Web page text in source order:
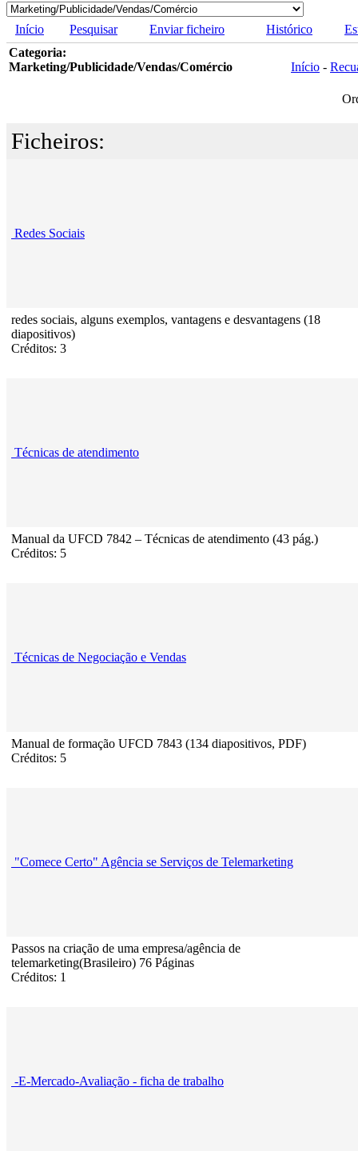
Início Pesquisar Enviar ficheiro Histórico
Categoria:
Marketing/Publicidade/Vendas/Comércio
Início -
Ficheiros:
Redes Sociais
redes sociais, alguns exemplos, vantagens e desvantagens (18
diapositivos)
Créditos: 3
Técnicas de atendimento
Manual da UFCD 7842 – Técnicas de atendimento (43 pág.)
Créditos: 5
Técnicas de Negociação e Vendas
Manual de formação UFCD 7843 (134 diapositivos, PDF)
Créditos: 5
"Comece Certo" Agência se Serviços de Telemarketing
Passos na criação de uma empresa/agência de
telemarketing(Brasileiro) 76 Páginas
Créditos: 1
-E-Mercado-Avaliação - ficha de trabalho